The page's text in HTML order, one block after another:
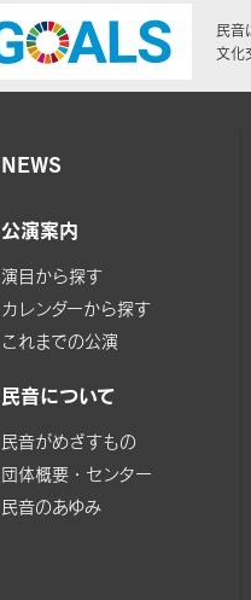
民音
文化
NEWS
公演案内
演目から探す
カレンダーから探す
これまでの公演
民音について
民音がめざすもの
団体概要・センター
民音のあゆみ